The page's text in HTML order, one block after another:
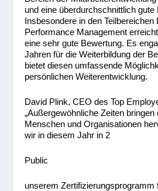
und eine überdurchschnittlich gute
Insbesondere in den Teilbereichen
Performance Management
eine sehr gute Bewertung. Es
Jahren für die Weiterbildung der
bietet diesen umfassende
persönlichen Weiterentwicklung.
David Plink, CEO des Top
„Außergewöhnliche Zeiten
Menschen und Organisationen
wir in diesem Jahr in 2
Public
unserem Zertifizierungsprogramm